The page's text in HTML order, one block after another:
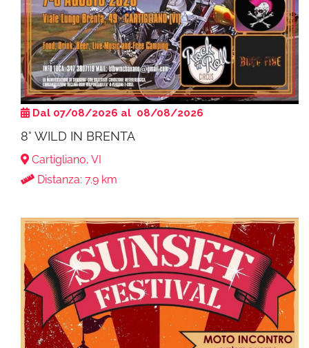
Dal 07/08/2026 al 08/08/2026
8° WILD IN BRENTA
Cartigliano, VI
Distanza: 7.9 km